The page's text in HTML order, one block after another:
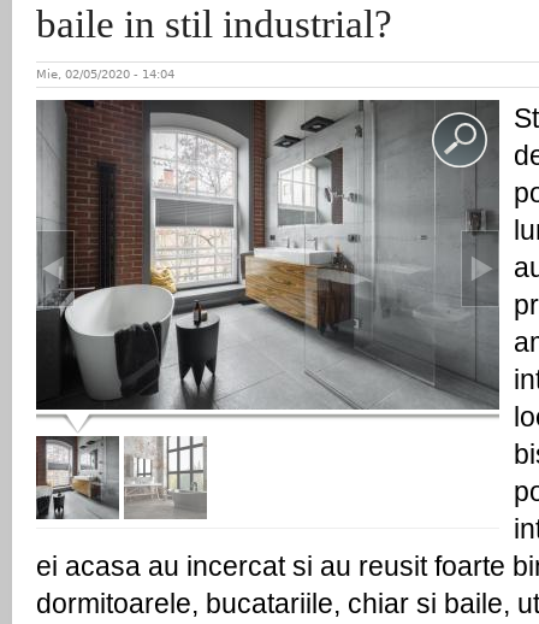
baile in stil industrial?
Mie, 02/05/2020 - 14:04
ei acasa au incercat si au reusit foarte
dormitoarele, bucatariile, chiar si baile,